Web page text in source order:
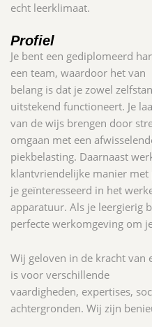
echt leerklimaat.
Profiel
Je bent een gediplomeerd
een team, waardoor het van
belang is dat je zowel
uitstekend functioneert. Je
van de wijs brengen door
omgaan met een
piekbelasting. Daarnaast
klantvriendelijke manier met
je geïnteresseerd in het
apparatuur. Als je leergierig
perfecte werkomgeving om
Wij geloven in de kracht
is voor verschillende
vaardigheden, expertises,
achtergronden. Wij zijn